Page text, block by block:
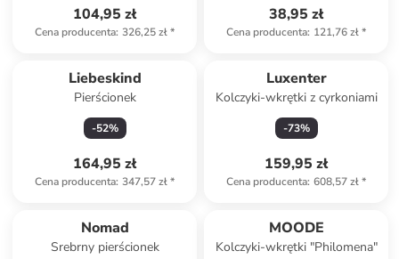
104,95 zł
Cena producenta: 326,25 zł*
38,95 zł
Cena producenta: 121,76 zł*
Liebeskind
Pierścionek
-52%
164,95 zł
Cena producenta: 347,57 zł*
Luxenter
Kolczyki-wkrętki z cyrkoniami
-73%
159,95 zł
Cena producenta: 608,57 zł*
Nomad
Srebrny pierścionek
MOODE
Kolczyki-wkrętki "Philomena"